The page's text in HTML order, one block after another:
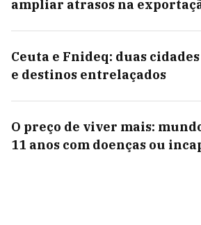
ampliar atrasos na
Ceuta e Fnideq: duas
e destinos entrelaçados
O preço de viver mais:
11 anos com doenças ou